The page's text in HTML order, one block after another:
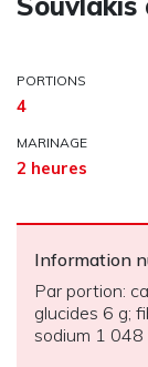
PORTIONS
4
MARINAGE
2 heures
Information
Par portion:
glucides 6 g;
sodium 1 048